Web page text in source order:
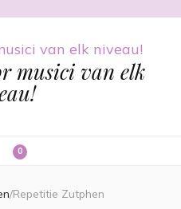
musici van elk
0
/Repetitie Zutphen